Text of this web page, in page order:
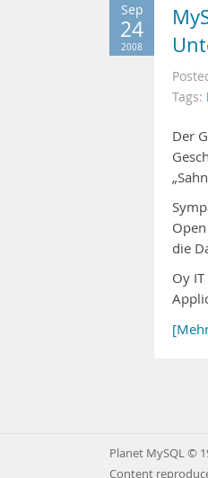
Sep
24
2008
Tags:
Der
die
Oy
Planet MySQL ©
Content